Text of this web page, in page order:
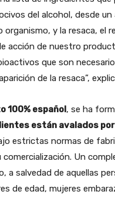
del alcohol, desde un
y la resaca, el
acción de nuestro
que son
de la resaca”,
100% español, se ha
están avalados
estrictas normas de
comercialización. Un
a salvedad de aquellas
de edad, mujeres